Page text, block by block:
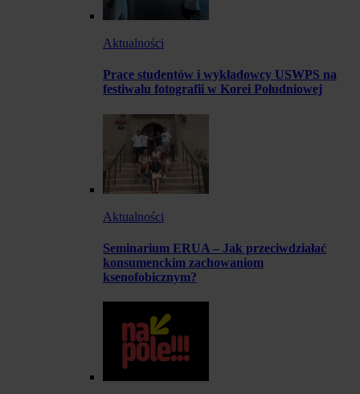
Aktualności
Prace studentów i wykładowcy USWPS na
festiwalu fotografii w Korei Południowej
Aktualności
Seminarium ERUA – Jak przeciwdziałać
konsumenckim zachowaniom
ksenofobicznym?